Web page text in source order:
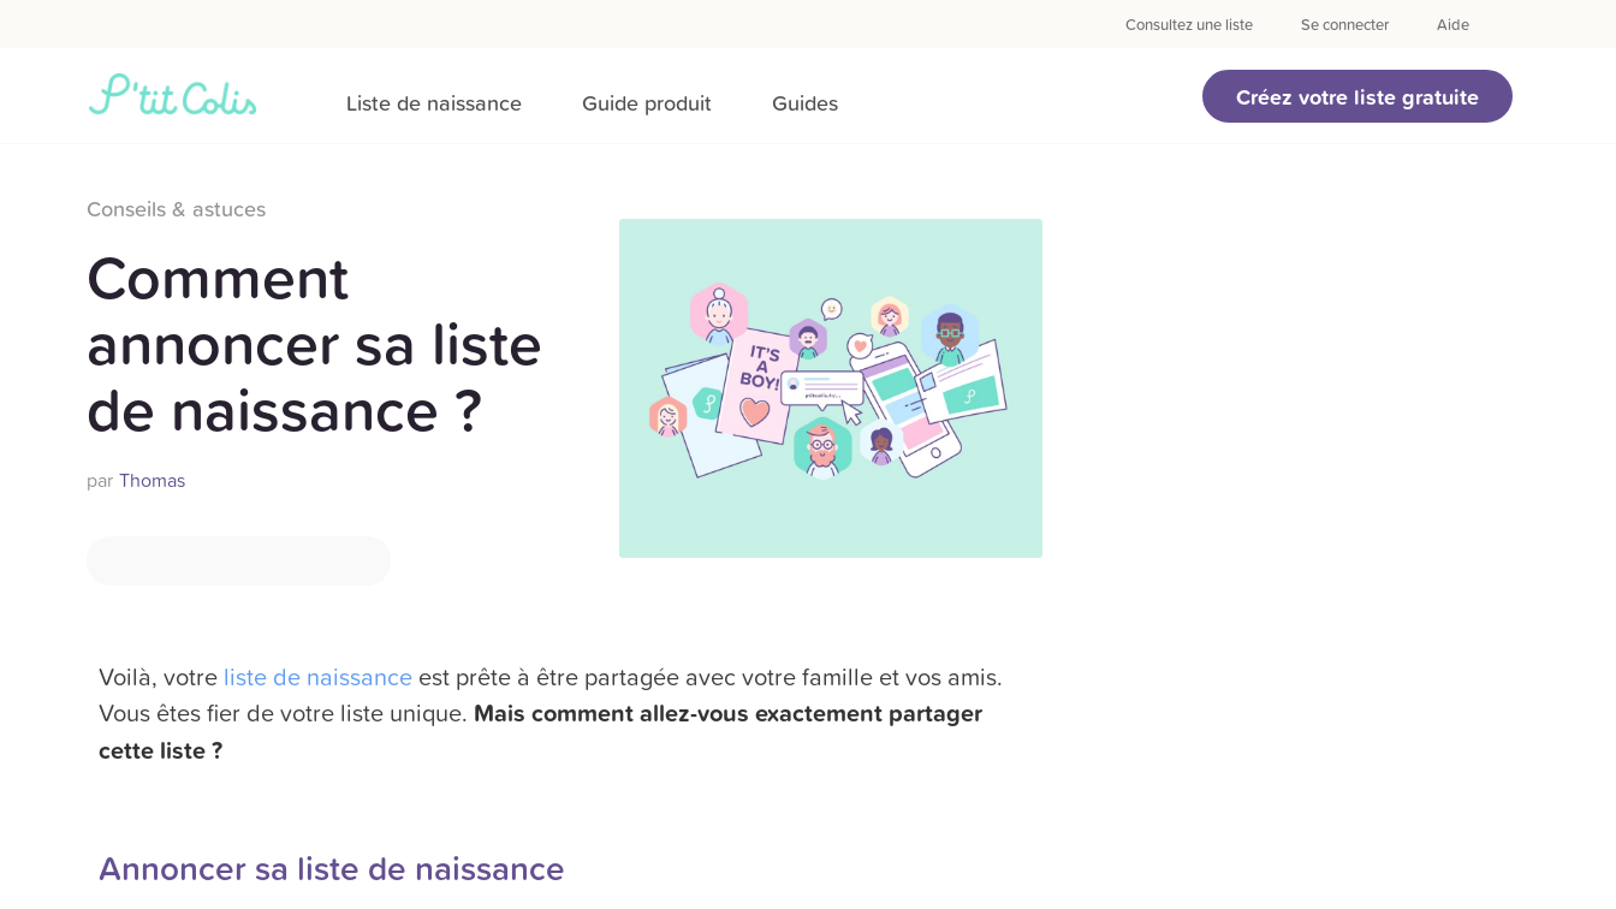
Consultez une liste Se connecter Aide
Liste de naissance Guide produit Guides Créez votre liste gratuite
Conseils & astuces
Comment
annoncer sa liste
de naissance ?
par Thomas
Voilà, votre liste de naissance est prête à être partagée avec votre famille et vos amis.
Vous êtes fier de votre liste unique. Mais comment allez-vous exactement partager
cette liste ?
Annoncer sa liste de naissance